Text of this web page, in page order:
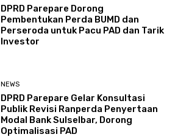
DPRD Parepare Dorong
Pembentukan Perda BUMD dan
Perseroda untuk Pacu PAD dan Tarik
Investor
NEWS
DPRD Parepare Gelar Konsultasi
Publik Revisi Ranperda Penyertaan
Modal Bank Sulselbar, Dorong
Optimalisasi PAD